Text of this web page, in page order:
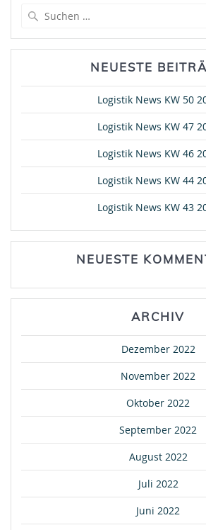
NEUESTE
Logistik News KW 50
Logistik News KW 47
Logistik News KW 46
Logistik News KW 44
Logistik News KW 43
NEUESTE
ARCHIV
Dezember 2022
November 2022
Oktober 2022
September 2022
August 2022
Juli 2022
Juni 2022